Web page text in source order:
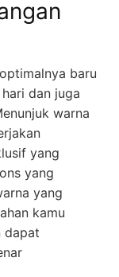
baru
dan juga
warna
yang
yang
yang
kamu
dapat